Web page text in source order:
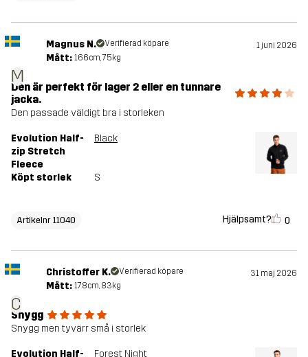
M
Magnus N. Verifierad köpare 1 juni 2026
Mått: 166cm, 75kg
Den är perfekt för lager 2 eller en tunnare
jacka.
Den passade väldigt bra i storleken
Evolution Half-
zip Stretch
Fleece
Black
Köpt storlek S
Artikelnr 11040 Hjälpsamt? 0
C
Christoffer K. Verifierad köpare 31 maj 2026
Mått: 178cm, 83kg
Snygg
Snygg men tyvärr små i storlek
Evolution Half- Forest Night